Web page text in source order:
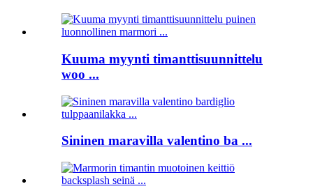
Kuuma myynti timanttisuunnittelu
woo ...
Sininen maravilla valentino ba ...